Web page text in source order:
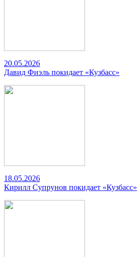
20.05.2026
Давид Фиэль покидает «Кузбасс»
18.05.2026
Кирилл Супрунов покидает «Кузбасс»